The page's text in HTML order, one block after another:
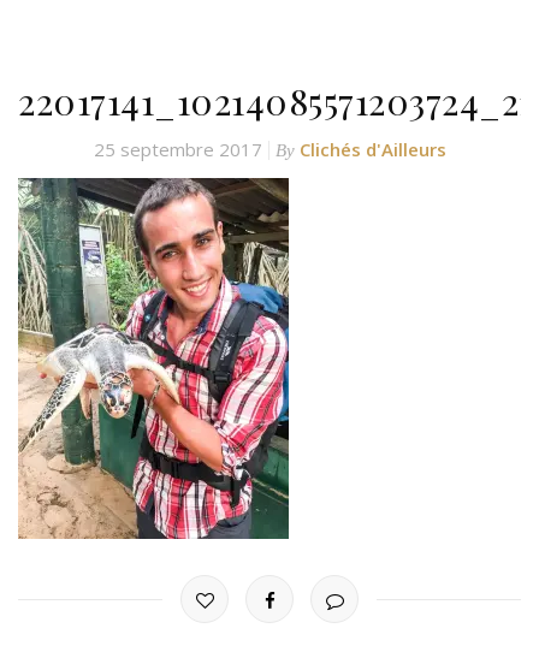
25 septembre 2017 By Clichés d'Ailleurs